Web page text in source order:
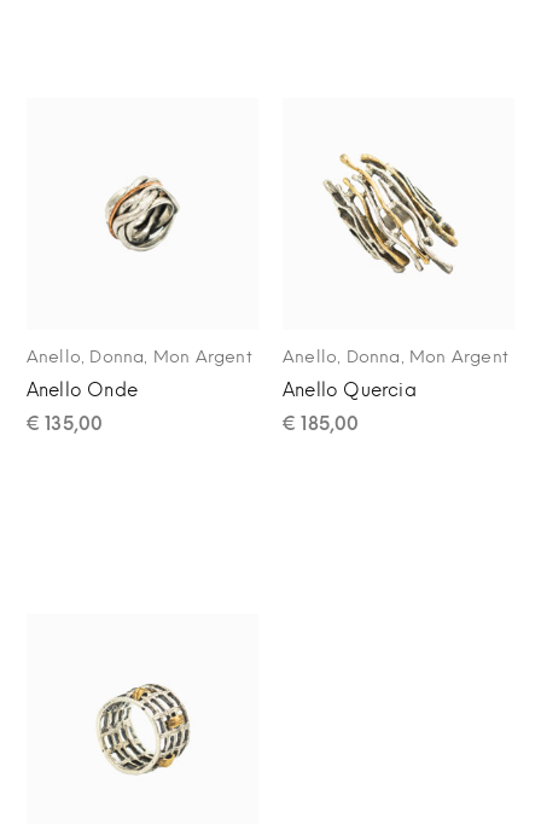
Anello, Donna, Mon Argent
Anello Onde
€ 135,00
Anello, Donna, Mon Argent
Anello Quercia
€ 185,00